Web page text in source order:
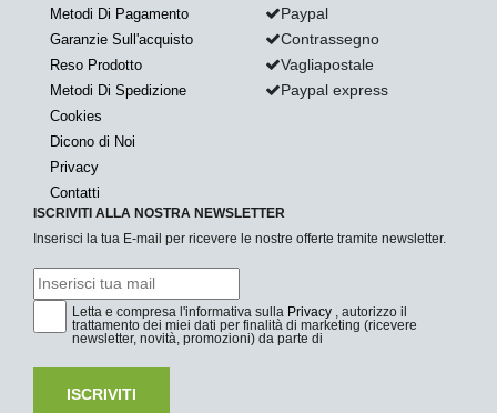
Metodi Di Pagamento
Garanzie Sull'acquisto
Reso Prodotto
Metodi Di Spedizione
Cookies
Dicono di Noi
Privacy
Contatti
Paypal
Contrassegno
Vagliapostale
Paypal express
ISCRIVITI ALLA NOSTRA NEWSLETTER
Inserisci la tua E-mail per ricevere le nostre offerte tramite newsletter.
Letta e compresa l'informativa sulla Privacy , autorizzo il
trattamento dei miei dati per finalità di marketing (ricevere
newsletter, novità, promozioni) da parte di
ISCRIVITI